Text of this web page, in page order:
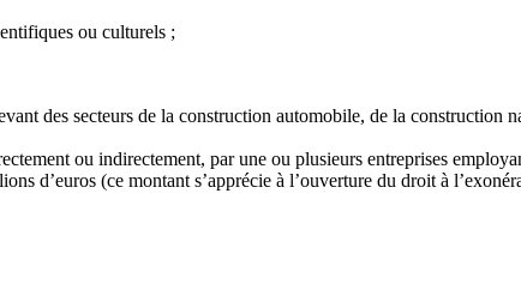
ou culturels ;
des secteurs de la construction automobile, de la
ou indirectement, par une ou plusieurs entreprises
d’euros (ce montant s’apprécie à l’ouverture du droit à